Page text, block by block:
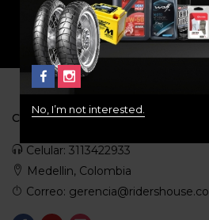
No, I’m not interested.
SOPORTE
CONTACTO
Celular: 3113422933
Medellin, Colombia
Correo: gerencia@ridershouse.co